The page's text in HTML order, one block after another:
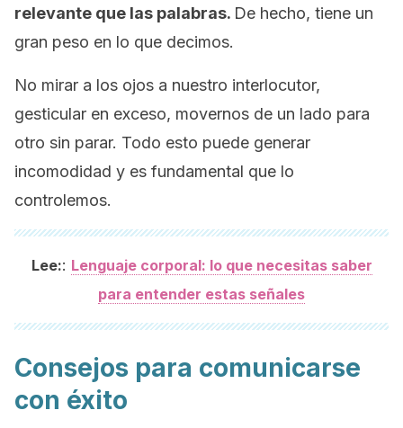
relevante que las palabras. De hecho, tiene un
gran peso en lo que decimos.
No mirar a los ojos a nuestro interlocutor,
gesticular en exceso, movernos de un lado para
otro sin parar. Todo esto puede generar
incomodidad y es fundamental que lo
controlemos.
Lee:: Lenguaje corporal: lo que necesitas saber
para entender estas señales
Consejos para comunicarse
con éxito